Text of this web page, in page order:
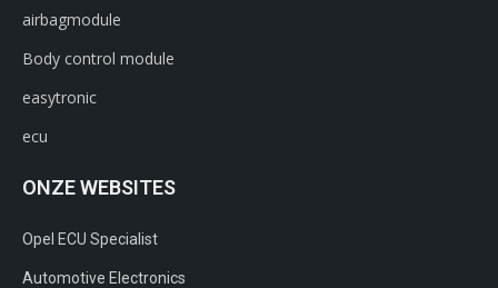
airbagmodule
Body control module
easytronic
ecu
ONZE WEBSITES
Opel ECU Specialist
Automotive Electronics